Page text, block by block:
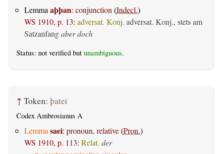
Lemma aþþan: conjunction (Indecl.)
WS 1910, p. 13: adversat. Konj. adversat. Konj., stets am
Satzanfangaber doch
Status: not verified but unambiguous.
↑ Token: þatei
Codex Ambrosianus A
Lemma saei: pronoun, relative(Pron.)
WS 1910, p. 113: Relat. der